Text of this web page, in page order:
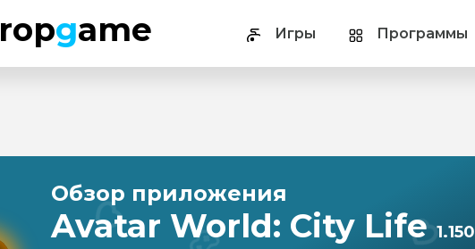
ropgame Игры Программы
Обзор приложения
Avatar World: City Life1.150